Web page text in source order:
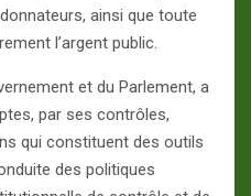
ainsi que toute
l’argent public.
et du Parlement, a
par ses contrôles,
qui constituent des outils
des politiques